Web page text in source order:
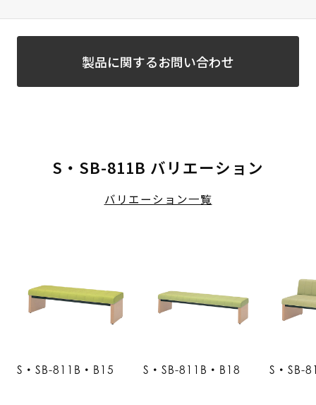
製品に関するお問い合わせ
S・SB-811B バリエーション
バリエーション一覧
S・SB-811B・B15 S・SB-811B・B18 S・SB-